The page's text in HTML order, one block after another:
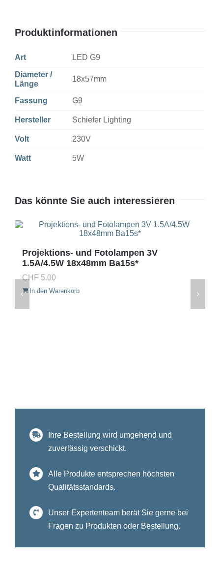
Produktinformationen
Art LED G9
Diameter /
Länge
18x57mm
Fassung G9
Hersteller Schiefer Lighting
Volt 230V
Watt 5W
Das könnte Sie auch interessieren
Projektions- und Fotolampen 3V
1.5A/4.5W 18x48mm Ba15s*
CHF 5.00
In den Warenkorb
Ihre Bestellung wird umgehend und
zuverlässig verschickt.
Alle Produkte entsprechen höchsten
Qualitätsstandards.
Unser Expertenteam berät Sie gerne bei
Fragen zu Produkten oder Bestellung.